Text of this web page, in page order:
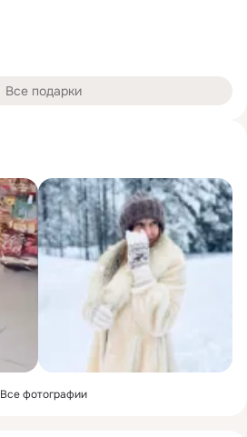
Все фотографии
Все подарки